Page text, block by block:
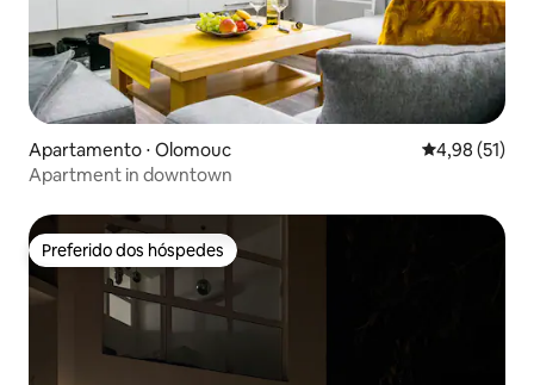
Apartamento ⋅ Olomouc 4,98 de uma
4,98 (51)
Apartment in downtown
Preferido dos hóspedes
Preferido dos hóspedes